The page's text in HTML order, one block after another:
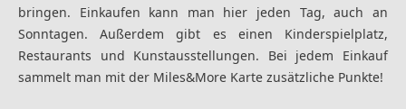
bringen. Einkaufen kann man hier jeden Tag, auch an
Sonntagen. Außerdem gibt es einen Kinderspielplatz,
Restaurants und Kunstausstellungen. Bei jedem Einkauf
sammelt man mit der Miles&More Karte zusätzliche Punkte!